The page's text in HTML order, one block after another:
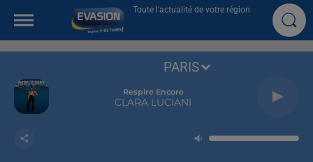
Toute l'actualité de votre région
Respire Encore
CLARA LUCIANI
PARIS